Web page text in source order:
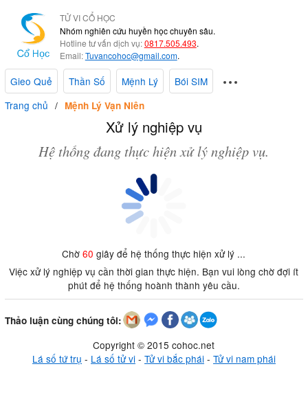
TỬ VI CỔ HỌC
Nhóm nghiên cứu huyền học chuyên sâu.
Hotline tư vấn dịch vụ:0817.505.493.
Email:Tuvancohoc@gmail.com.
Gieo Quẻ Thần Số Mệnh Lý
Bói SIM
Trang chủ
Mệnh Lý Vạn Niên
Xử lý nghiệp vụ
Hệ thống đang thực hiện xử lý nghiệp vụ.
Chờ60 giây để hệ thống thực hiện xử lý ...
Việc xử lý nghiệp vụ cần thời gian thực hiện. Bạn vui lòng chờ đợi ít
phút để hệ thống hoành thành yêu cầu.
Thảo luận cùng chúng tôi:
Copyright © 2015 cohoc.net
Lá số tứ trụ - Lá số tử vi- Tử vi bắc phái- Tử vi nam phái